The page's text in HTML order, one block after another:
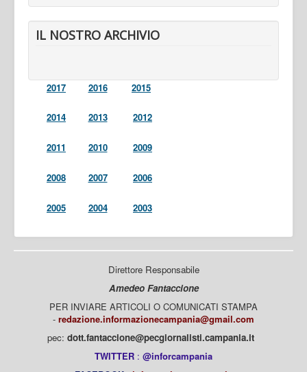
IL NOSTRO ARCHIVIO
2017 2016 2015
2014 2013 2012
2011 2010 2009
2008 2007 2006
2005 2004 2003
Direttore Responsabile
Amedeo Fantaccione
PER INVIARE ARTICOLI O COMUNICATI STAMPA
- redazione.informazionecampania@gmail.com
pec: dott.fantaccione@pecgiornalisti.campania.it
TWITTER : @inforcampania